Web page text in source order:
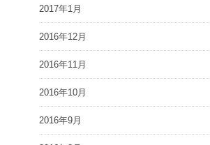
2017年1月
2016年12月
2016年11月
2016年10月
2016年9月